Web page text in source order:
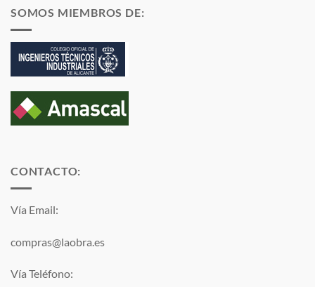
SOMOS MIEMBROS DE:
CONTACTO:
Vía Email:
compras@laobra.es
Vía Teléfono: